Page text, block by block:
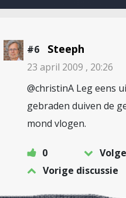
#6 Steeph
23 april 2009 , 20:26
@christinA Leg eens
gebraden duiven de
mond vlogen.
0
Vorige discussie